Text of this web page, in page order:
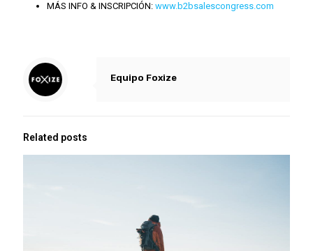
MÁS INFO & INSCRIPCIÓN: www.b2bsalescongress.com
Equipo Foxize
Related posts